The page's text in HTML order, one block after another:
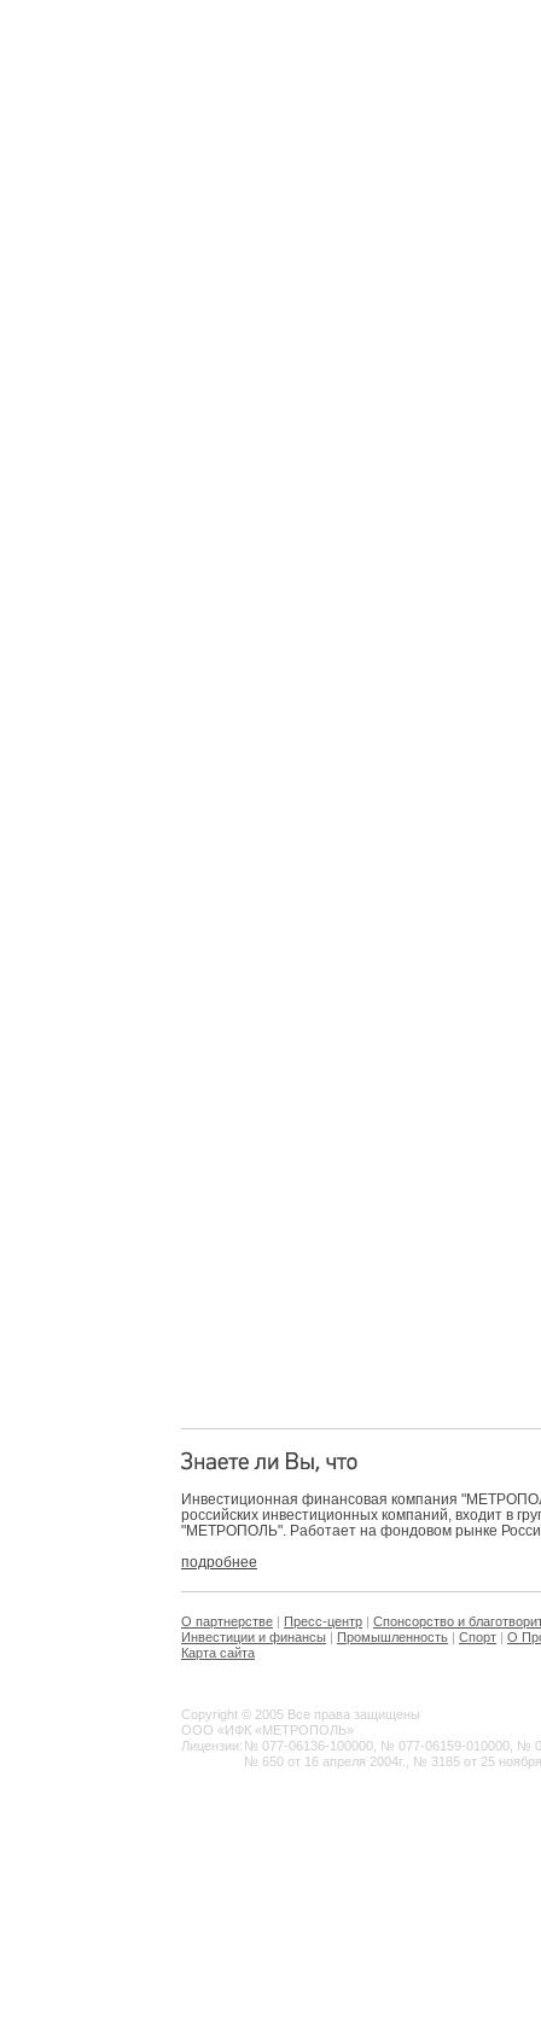
Инвестиционная финансовая компания
российских инвестиционных компаний, входит в
"МЕТРОПОЛЬ". Работает на фондовом рынке
подробнее
О партнерстве | Пресс-центр | Спонсорство и
Инвестиции и финансы | Промышленность | Спорт | О
Карта сайта
Copyright © 2005 Все права защищены
ООО «ИФК «МЕТРОПОЛЬ»
Лицензии: № 077-06136-100000, № 077-06159-010000, №
№ 650 от 16 апреля 2004г., № 3185 от 25